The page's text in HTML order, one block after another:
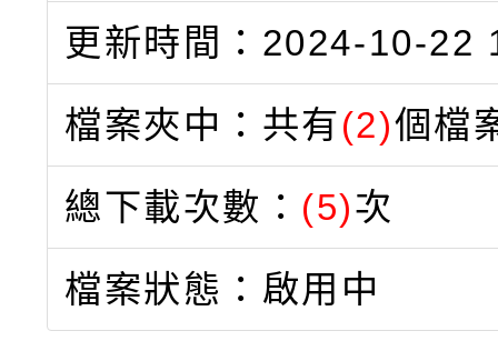
更新時間：2024-10-22
檔案夾中：共有(2)個檔
總下載次數： (5)次
檔案狀態：啟用中